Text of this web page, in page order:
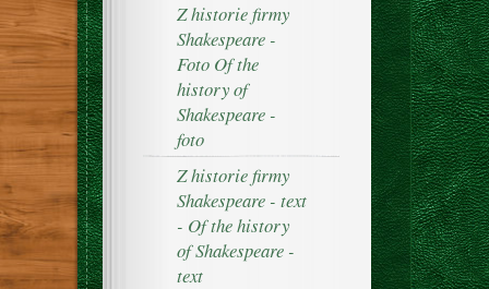
Z historie firmy
Shakespeare -
Foto Of the
history of
Shakespeare -
foto
Z historie firmy
Shakespeare - text
- Of the history
of Shakespeare -
text